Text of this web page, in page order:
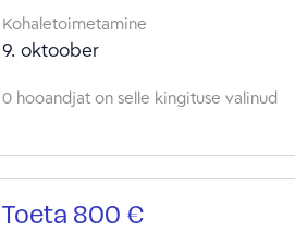
Kohaletoimetamine
9. oktoober
0 hooandjat on selle kingituse valinud
Toeta 800 €